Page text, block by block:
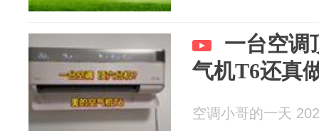
一台空调
气机T6还真
空调小哥的一天